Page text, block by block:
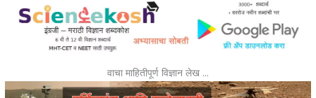
वाचा माहितीपूर्ण विज्ञान लेख …